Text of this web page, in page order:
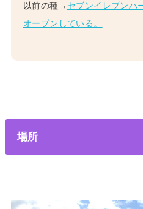
以前の種→ セブンイレブンハ
オープンしている。
場所